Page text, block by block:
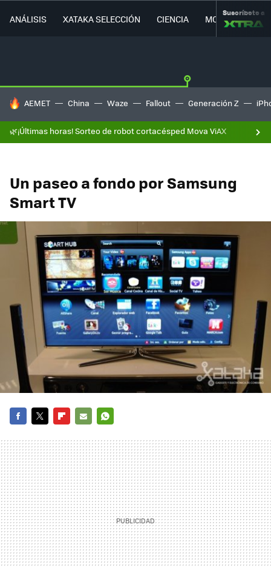
ANÁLISIS XATAKA SELECCIÓN CIENCIA MOVILIDAD
Suscríbete a
HOY SE HABLA DE
AEMET China Waze Fallout Generación Z
🌿¡Últimas horas! Sorteo de robot cortacésped Mova ViAX
Un paseo a fondo por Samsung
Smart TV
MAIL